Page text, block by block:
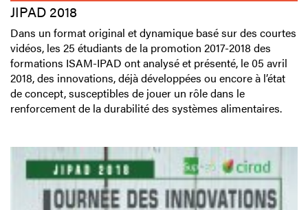
JIPAD 2018
Dans un format original et dynamique basé sur des courtes
vidéos, les 25 étudiants de la promotion 2017-2018 des
formations ISAM-IPAD ont analysé et présenté, le 05 avril
2018, des innovations, déjà développées ou encore à l’état
de concept, susceptibles de jouer un rôle dans le
renforcement de la durabilité des systèmes alimentaires.